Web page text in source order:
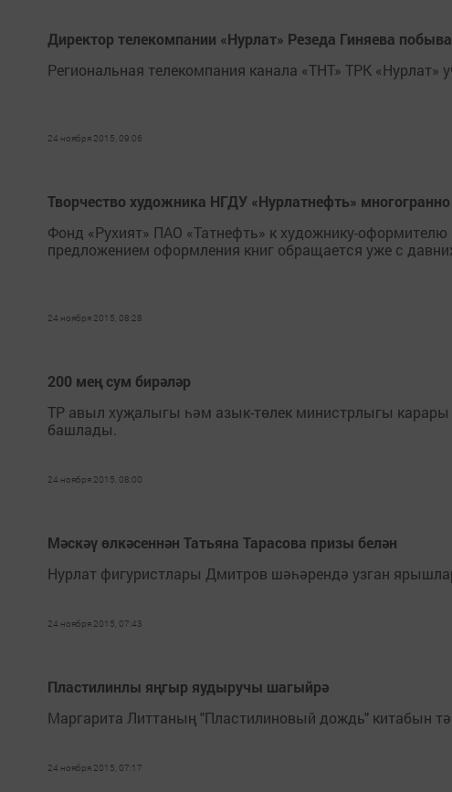
Директор телекомпании «Нурлат» Резеда Гиняева
Региональная телекомпания канала «ТНТ» ТРК «Нурлат»
24 ноября 2015, 09:06
Творчество художника НГДУ «Нурлатнефть» многогранно
Фонд «Рухият» ПАО «Татнефть» к художнику-
предложением оформления книг обращается уже с
24 ноября 2015, 08:28
200 мең сум бирәләр
ТР авыл хуҗалыгы һәм азык-төлек министрлыгы карары
башлады.
24 ноября 2015, 08:00
Мәскәү өлкәсеннән Татьяна Тарасова призы белән
Нурлат фигуристлары Дмитров шәһәрендә узган
24 ноября 2015, 07:43
Пластилинлы яңгыр яудыручы шагыйрә
Маргарита Литтаның "Пластилиновый дождь" китабын
24 ноября 2015, 07:17